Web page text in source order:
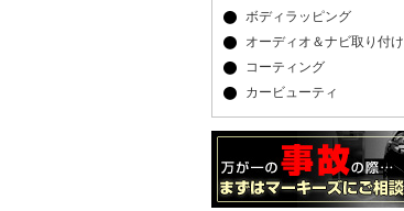
ボディラッピング
オーディオ＆ナビ取り付け
コーティング
カービューティ